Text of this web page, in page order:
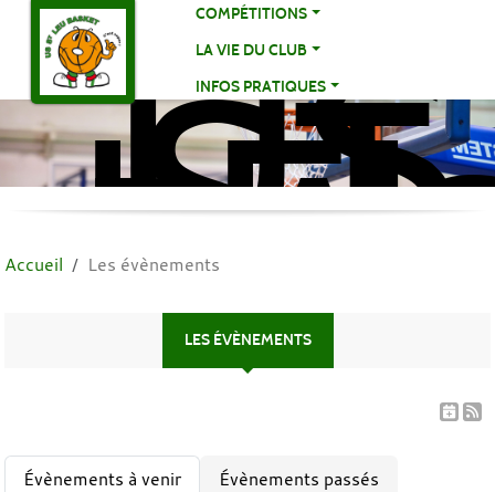
COMPÉTITIONS
LA VIE DU CLUB
INFOS PRATIQUES
US
ST
Accueil Les évènements
LES ÉVÈNEMENTS
Évènements à venir Évènements passés
Panneau de gestion des cookies